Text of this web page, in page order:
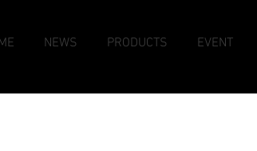
NEWS PRODUCTS EVENT